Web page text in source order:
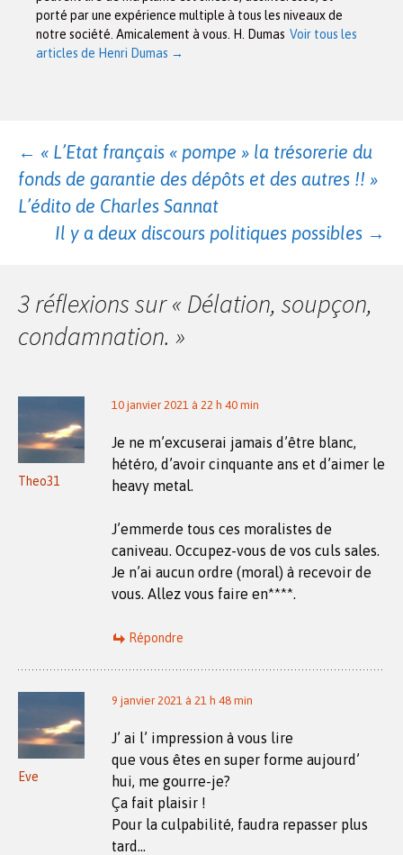
porté par une expérience multiple à tous les niveaux de
notre société. Amicalement à vous. H. Dumas Voir tous les
articles de Henri Dumas →
Navigation
des
← « L’Etat français « pompe » la trésorerie du
fonds de garantie des dépôts et des autres !! »
L’édito de Charles Sannat
Il y a deux discours politiques possibles →
3 réflexions sur « Délation, soupçon,
condamnation. »
Theo31
10 janvier 2021 à 22 h 40 min
Je ne m’excuserai jamais d’être blanc,
hétéro, d’avoir cinquante ans et d’aimer le
heavy metal.
J’emmerde tous ces moralistes de
caniveau. Occupez-vous de vos culs sales.
Je n’ai aucun ordre (moral) à recevoir de
vous. Allez vous faire en****.
Répondre
Eve
9 janvier 2021 à 21 h 48 min
J’ ai l’ impression à vous lire
que vous êtes en super forme aujourd’
hui, me gourre-je?
Ça fait plaisir !
Pour la culpabilité, faudra repasser plus
tard…